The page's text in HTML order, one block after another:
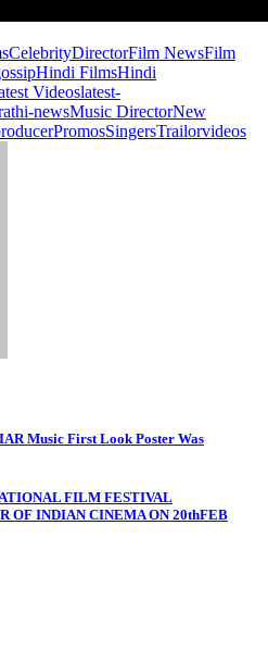
CelebrityDirectorFilm NewsFilm
Hindi FilmsHindi
Videoslatest-
newsMusic DirectorNew
PromosSingersTrailorvideos
Music First Look Poster Was
FILM FESTIVAL
OF INDIAN CINEMA ON 20thFEB